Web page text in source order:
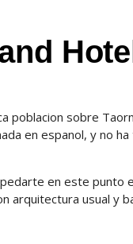
poblacion sobre
en espanol, y no
en este punto
arquitectura usual y